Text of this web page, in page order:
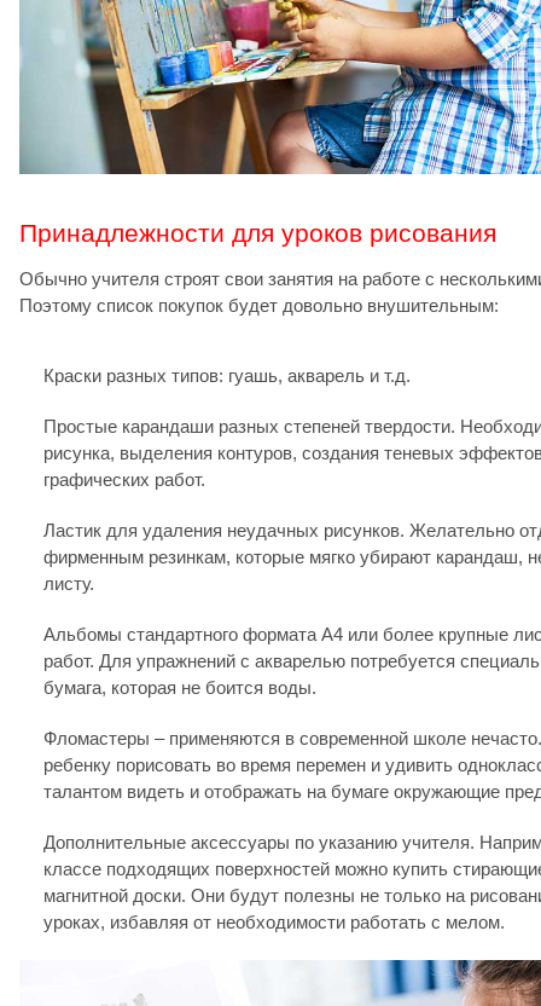
Принадлежности для уроков рисования
Обычно учителя строят свои занятия на работе с
Поэтому список покупок будет довольно внушительным:
Краски разных типов: гуашь, акварель и т.д.
Простые карандаши разных степеней твердости.
рисунка, выделения контуров, создания теневых
графических работ.
Ластик для удаления неудачных рисунков. Желательно
фирменным резинкам, которые мягко убирают карандаш,
листу.
Альбомы стандартного формата А4 или более крупные
работ. Для упражнений с акварелью потребуется
бумага, которая не боится воды.
Фломастеры – применяются в современной школе
ребенку порисовать во время перемен и удивить
талантом видеть и отображать на бумаге окружающие
Дополнительные аксессуары по указанию учителя.
классе подходящих поверхностей можно купить
магнитной доски. Они будут полезны не только на
уроках, избавляя от необходимости работать с мелом.